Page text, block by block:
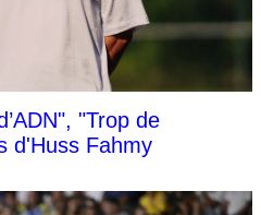
"Trop de
d'Huss Fahmy